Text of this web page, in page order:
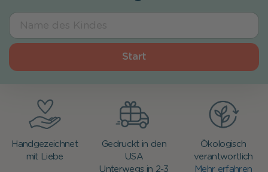
Start
Handgezeichnet
mit Liebe
Gedruckt in den
USA
Unterwegs in 2-3
Ökologisch
verantwortlich
Mehr erfahren